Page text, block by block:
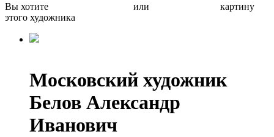
Вы хотите или
картину
этого художника
Московский художник
Белов Александр
Иванович